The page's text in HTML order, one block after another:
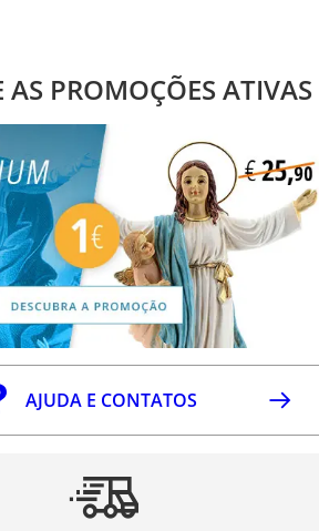
AS PROMOÇÕES ATIVAS
AJUDA E CONTATOS